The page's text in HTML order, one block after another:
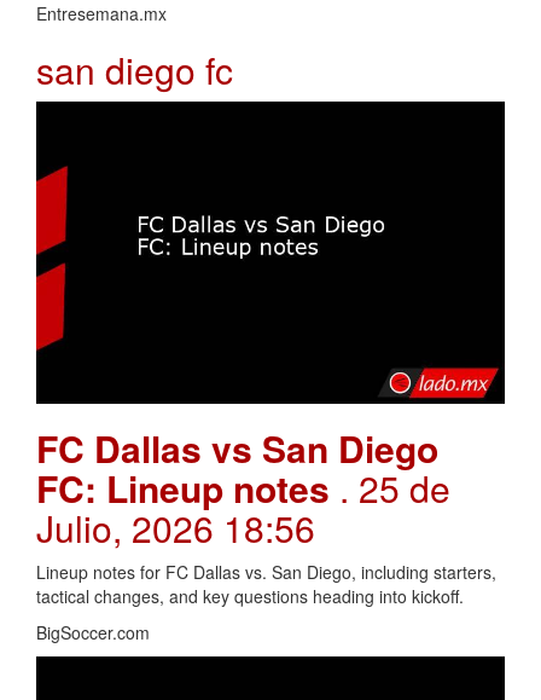
Entresemana.mx
san diego fc
FC Dallas vs San Diego
FC: Lineup notes . 25 de
Julio, 2026 18:56
Lineup notes for FC Dallas vs. San Diego, including starters,
tactical changes, and key questions heading into kickoff.
BigSoccer.com